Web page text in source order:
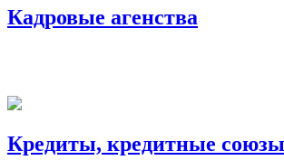
Кадровые агенства
Кредиты, кредитные союзы